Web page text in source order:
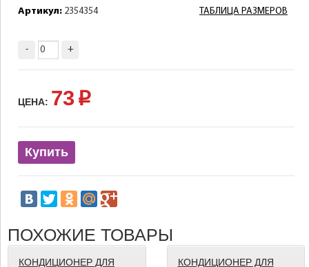
ТАБЛИЦА РАЗМЕРОВ
Артикул: 2354354
- +
ЦЕНА: 73 p
Купить
ПОХОЖИЕ ТОВАРЫ
КОНДИЦИОНЕР ДЛЯ
КОНДИЦИОНЕР ДЛЯ